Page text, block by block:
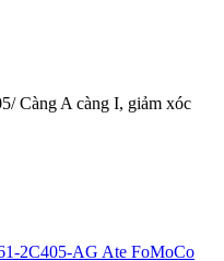
Càng A càng I, giảm xóc